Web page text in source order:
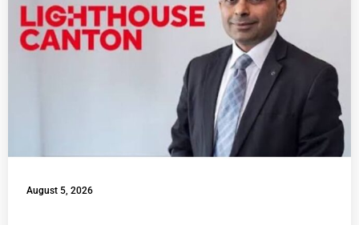
August 5, 2026